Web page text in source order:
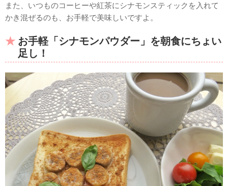
また、いつものコーヒーや紅茶にシナモンスティックを入れて
かき混ぜるのも、お手軽で美味しいですよ。
お手軽「シナモンパウダー」を朝食にちょい
足し！